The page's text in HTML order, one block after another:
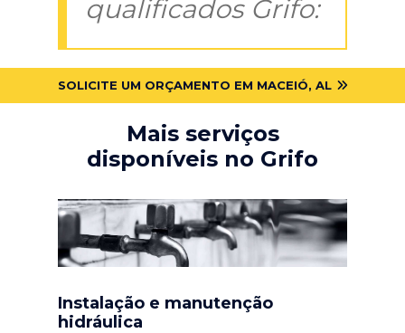
qualificados Grifo:
SOLICITE UM ORÇAMENTO EM MACEIÓ, AL
Mais serviços
disponíveis no Grifo
Instalação e manutenção
hidráulica